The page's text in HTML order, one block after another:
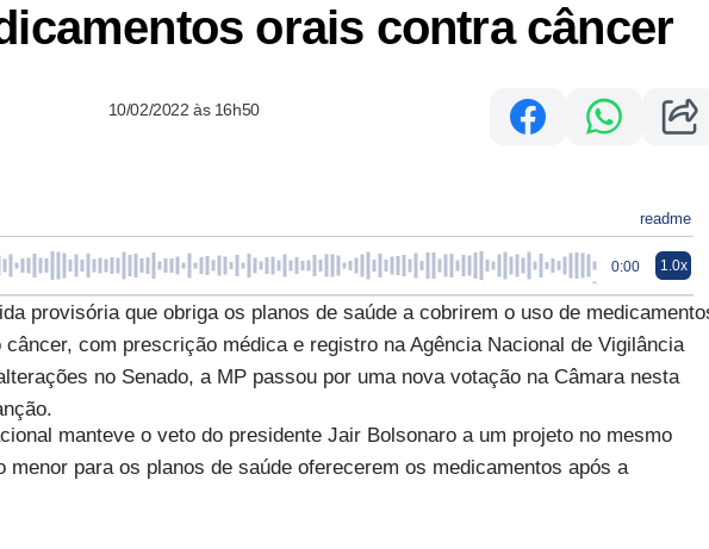
orais contra câncer
10/02/2022 às 16h50
readme
0:00 1.0x
provisória que obriga os planos de saúde a cobrirem o uso de
com prescrição médica e registro na Agência Nacional de Vigilância
no Senado, a MP passou por uma nova votação na Câmara nesta
manteve o veto do presidente Jair Bolsonaro a um projeto no mesmo
menor para os planos de saúde oferecerem os medicamentos após a